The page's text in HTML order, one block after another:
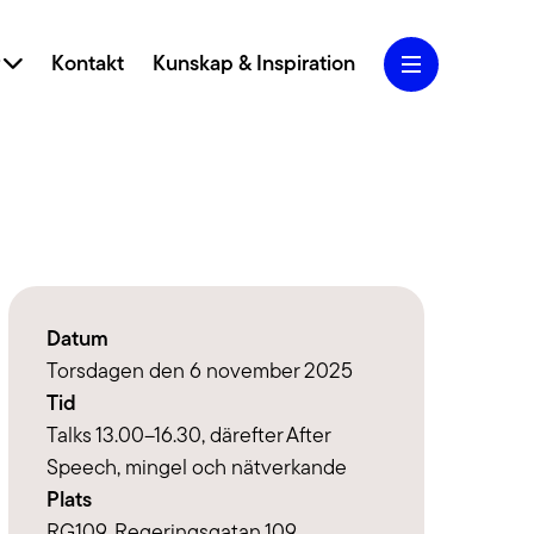
designkoncept och användarcentrerad
SEO, SEM, Performance Marketing och Analys
av att jobba med tillgängliga webbar
Kontakt Kunskap & Inspiration
Blogg
Jobba hos oss
Datum
Torsdagen den 6 november 2025
Tid
Talks 13.00–16.30, därefter After
Speech, mingel och nätverkande
Plats